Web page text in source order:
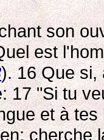
son
est
). 16 Que si,
17 "Si tu
et à
cherche